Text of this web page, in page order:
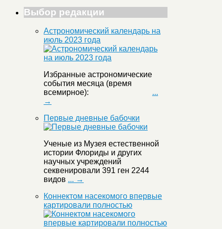
Выбор редакции
Астрономический календарь на
июль 2023 года
Избранные астрономические
события месяца (время
всемирное): ...
→
Первые дневные бабочки
Ученые из Музея естественной
истории Флориды и других
научных учреждений
секвенировали 391 ген 2244
видов ... →
Коннектом насекомого впервые
картировали полностью